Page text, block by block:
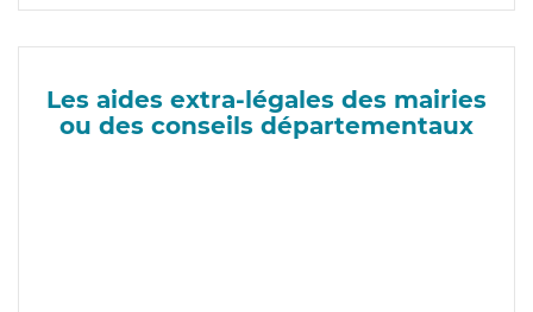
Les aides extra-légales des mairies
ou des conseils départementaux